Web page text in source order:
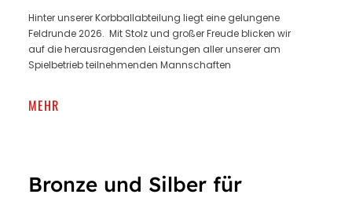
Hinter unserer Korbballabteilung liegt eine gelungene
Feldrunde 2026. Mit Stolz und großer Freude blicken wir
auf die herausragenden Leistungen aller unserer am
Spielbetrieb teilnehmenden Mannschaften
MEHR
Bronze und Silber für